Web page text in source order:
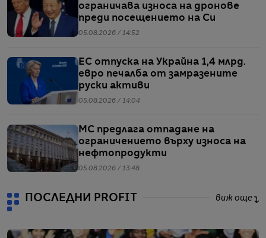
ограничава износа на дронове
преди посещението на Си
05.08.2026 / 14:52
ЕС отпуска на Украйна 1,4 млрд.
евро печалба от замразените
руски активи
05.08.2026 / 14:04
МС предлага отпадане на
ограничението върху износа на
нефтопродукти
05.08.2026 / 13:48
ПОСЛЕДНИ PROFIT виж още